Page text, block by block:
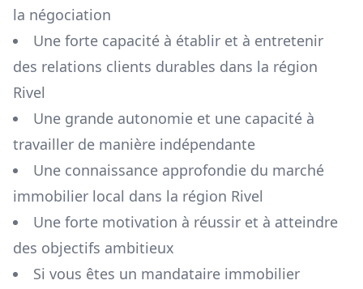
la négociation
Une forte capacité à établir et à entretenir
des relations clients durables dans la région
Rivel
Une grande autonomie et une capacité à
travailler de manière indépendante
Une connaissance approfondie du marché
immobilier local dans la région Rivel
Une forte motivation à réussir et à atteindre
des objectifs ambitieux
Si vous êtes un mandataire immobilier